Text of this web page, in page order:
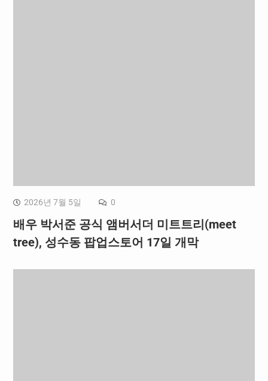
2026년 7월 5일 0
배우 박서준 공식 앰버서더 미트트리(meet
tree), 성수동 팝업스토어 17일 개막